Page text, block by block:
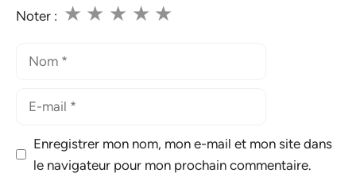
Noter : ★
★
★
★
★
Enregistrer mon nom, mon e-mail et mon site dans
le navigateur pour mon prochain commentaire.